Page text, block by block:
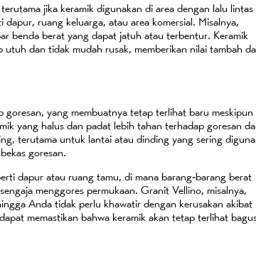
jika keramik digunakan di area dengan lalu lintas
ruang keluarga, atau area komersial. Misalnya,
benda berat yang dapat jatuh atau terbentur. Keramik
dan tidak mudah rusak, memberikan nilai tambah
yang membuatnya tetap terlihat baru meskipun
yang halus dan padat lebih tahan terhadap goresan
terutama untuk lantai atau dinding yang sering
goresan.
dapur atau ruang tamu, di mana barang-barang berat
menggores permukaan. Granit Vellino, misalnya,
Anda tidak perlu khawatir dengan kerusakan akibat
memastikan bahwa keramik akan tetap terlihat